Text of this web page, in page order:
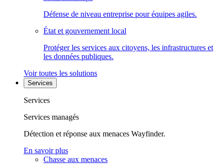
Défense de niveau entreprise pour équipes agiles.
État et gouvernement local
Protéger les services aux citoyens, les infrastructures et
les données publiques.
Voir toutes les solutions
Services
Services
Services managés
Détection et réponse aux menaces Wayfinder.
En savoir plus
Chasse aux menaces